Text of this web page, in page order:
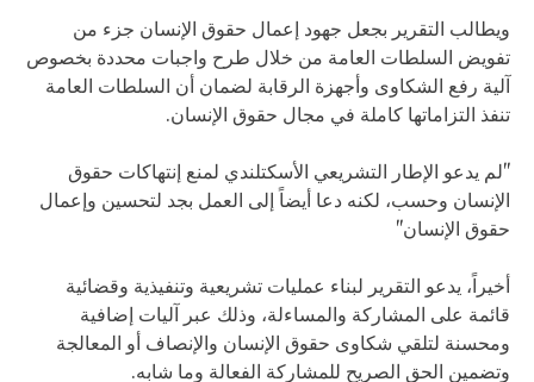
ويطالب التقرير بجعل جهود إعمال حقوق الإنسان جزء من
تفويض السلطات العامة من خلال طرح واجبات محددة بخصوص
آلية رفع الشكاوى وأجهزة الرقابة لضمان أن السلطات العامة
تنفذ التزاماتها كاملة في مجال حقوق الإنسان.
"لم يدعو الإطار التشريعي الأسكتلندي لمنع إنتهاكات حقوق
الإنسان وحسب، لكنه دعا أيضاً إلى العمل بجد لتحسين وإعمال
حقوق الإنسان"
أخيراً، يدعو التقرير لبناء عمليات تشريعية وتنفيذية وقضائية
قائمة على المشاركة والمساءلة، وذلك عبر آليات إضافية
ومحسنة لتلقي شكاوى حقوق الإنسان والإنصاف أو المعالجة
وتضمين الحق الصريح للمشاركة الفعالة وما شابه.